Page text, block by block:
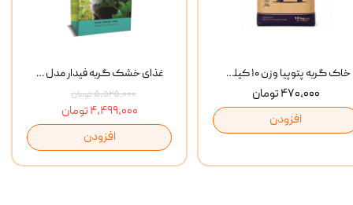
غذای خشک گربه فیدار مدل Adult وزن 10 کیلوگرم
۵,۵۲۵,۰۰۰ تومان
۴,۴۹۹,۰۰۰ تومان
افزودن
خاک گربه پتوپیا وزن ۱۰ کیلوگرم
۴۷۰,۰۰۰ تومان
افزودن